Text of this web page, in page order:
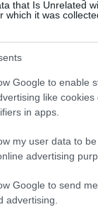
that Is Unrelated
which it was
Google to enable
like cookies
in apps.
my user data to
advertising
Google to send me
advertising.